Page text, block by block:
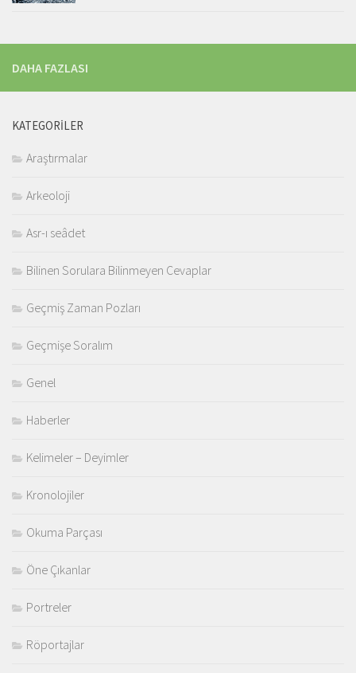
DAHA FAZLASI
KATEGORILER
Araştırmalar
Arkeoloji
Asr-ı seâdet
Bilinen Sorulara Bilinmeyen Cevaplar
Geçmiş Zaman Pozları
Geçmişe Soralım
Genel
Haberler
Kelimeler – Deyimler
Kronolojiler
Okuma Parçası
Öne Çıkanlar
Portreler
Röportajlar